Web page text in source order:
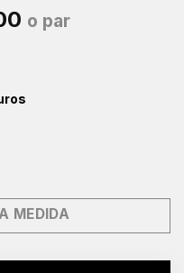
O
R$ 499,00.
o par
MEDIDA